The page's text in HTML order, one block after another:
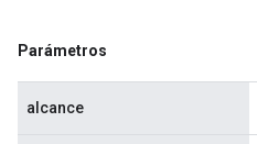
Parámetros
alcance